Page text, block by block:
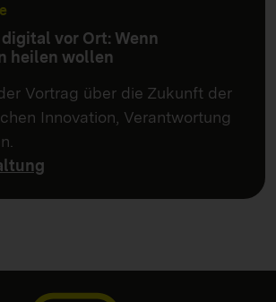
vor Ort: Wenn
heilen wollen
Vortrag über die Zukunft der
Innovation, Verantwortung